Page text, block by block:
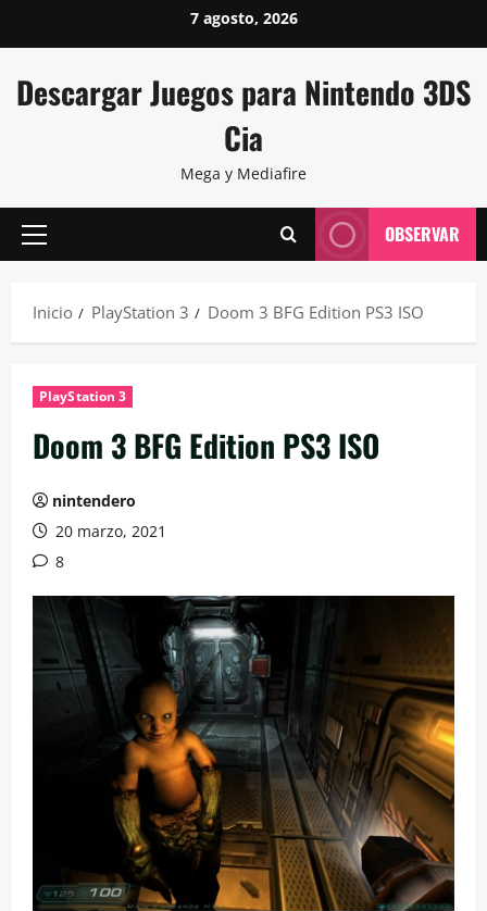
al
7 agosto, 2026
Descargar Juegos para Nintendo 3DS
Cia
Mega y Mediafire
Menú
OBSERVAR
Inicio PlayStation 3 Doom 3 BFG Edition PS3 ISO
PlayStation 3
Doom 3 BFG Edition PS3 ISO
nintendero
20 marzo, 2021
8